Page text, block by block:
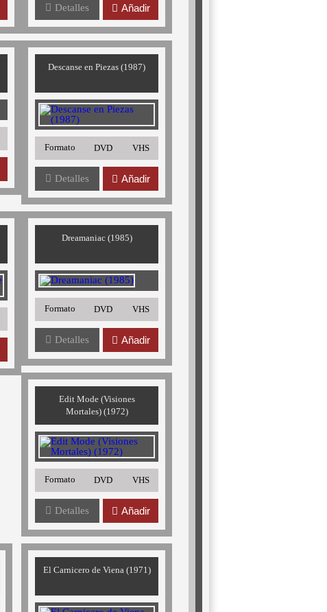
Detalles Añadir
Descanse en Piezas (1987)
Formato DVD VHS
Detalles Añadir
Dreamaniac (1985)
Formato DVD VHS
Detalles Añadir
Edit Mode (Visiones
Mortales) (1972)
Formato DVD VHS
Detalles Añadir
El Carnicero de Viena (1971)